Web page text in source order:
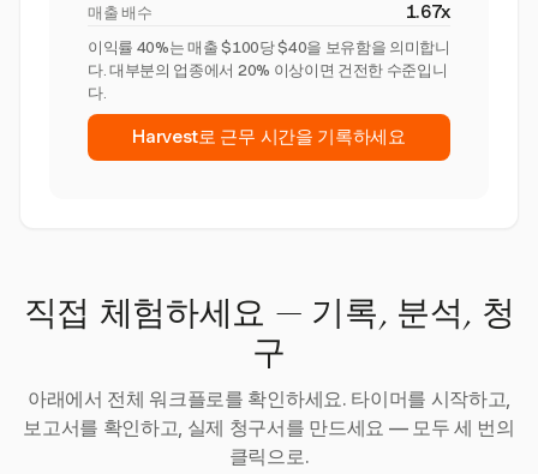
매출 배수 1.67x
이익률 40%는 매출 $100당 $40을 보유함을 의미합니
다. 대부분의 업종에서 20% 이상이면 건전한 수준입니
다.
Harvest로 근무 시간을 기록하세요
직접 체험하세요 — 기록, 분석, 청
구
아래에서 전체 워크플로를 확인하세요. 타이머를 시작하고,
보고서를 확인하고, 실제 청구서를 만드세요 — 모두 세 번의
클릭으로.